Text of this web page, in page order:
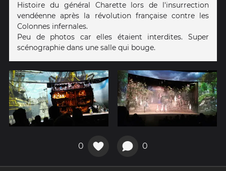
Histoire du général Charette lors de l'insurrection
vendéenne après la révolution française contre les
Colonnes infernales.
Peu de photos car elles étaient interdites. Super
scénographie dans une salle qui bouge.
0 0